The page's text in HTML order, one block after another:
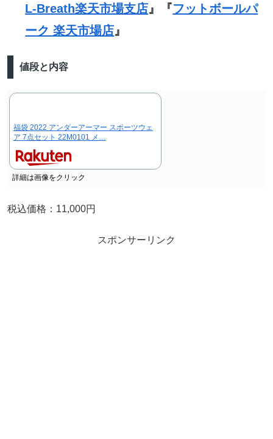
L-Breath楽天市場支店』『フットボールパ
ーク 楽天市場店』
値段と内容
福袋 2022 アンダーアーマー スポーツウェ
ア 7点セット 22M0101 メ…
詳細は画像をクリック
税込価格：11,000円
スポンサーリンク